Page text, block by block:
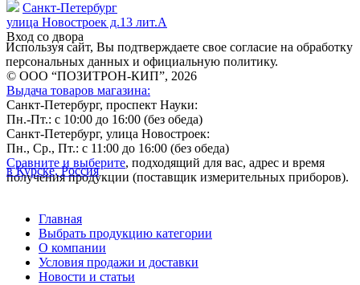
Санкт-Петербург
улица Новостроек д.13 лит.А
Вход со двора
Используя сайт, Вы подтверждаете свое согласие на обработку
персональных данных и официальную политику.
© ООО “ПОЗИТРОН-КИП”, 2026
Выдача товаров магазина:
Санкт-Петербург, проспект Науки:
Пн.-Пт.: с 10:00 до 16:00 (без обеда)
Санкт-Петербург, улица Новостроек:
Пн., Ср., Пт.: с 11:00 до 16:00 (без обеда)
Сравните и выберите, подходящий для вас, адрес и время
получения продукции (поставщик измерительных приборов).
в Курске, Россия
Главная
Выбрать продукцию категории
О компании
Условия продажи и доставки
Новости и статьи